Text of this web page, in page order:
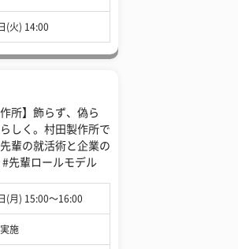
(火) 14:00
作所】飾らず、偽ら
しく。村田製作所で
輩の就活術と企業の
#先輩ロールモデル
(月) 15:00〜16:00
施